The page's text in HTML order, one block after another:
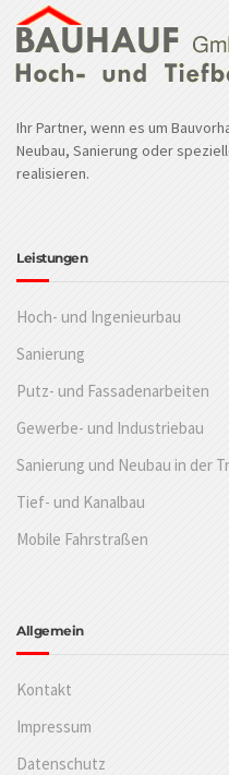
Ihr Partner, wenn es um
Neubau, Sanierung oder
realisieren.
Leistungen
Hoch- und Ingenieurbau
Sanierung
Putz- und Fassadenarbeiten
Gewerbe- und Industriebau
Sanierung und Neubau in der
Tief- und Kanalbau
Mobile Fahrstraßen
Allgemein
Kontakt
Impressum
Datenschutz